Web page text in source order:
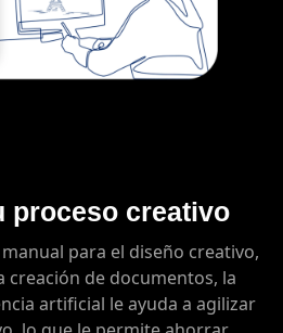
proceso creativo
para el diseño creativo,
creación de documentos, la
artificial le ayuda a agilizar